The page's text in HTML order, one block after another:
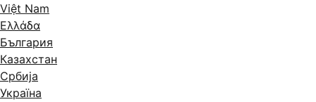
Việt Nam
Ελλάδα
България
Казахстан
Србија
Україна